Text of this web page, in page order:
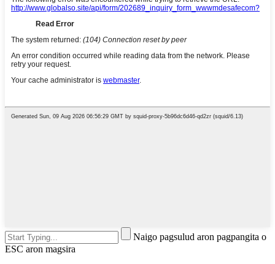
Naigo pagsulud aron pagpangita o
ESC aron magsira